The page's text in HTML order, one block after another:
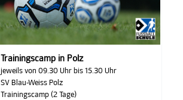
Trainingscamp in Polz
jeweils von 09.30 Uhr bis 15.30 Uhr
SV Blau-Weiss Polz
Trainingscamp (2 Tage)